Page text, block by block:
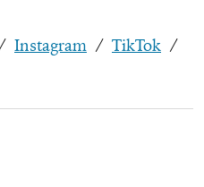
Instagram / TikTok /